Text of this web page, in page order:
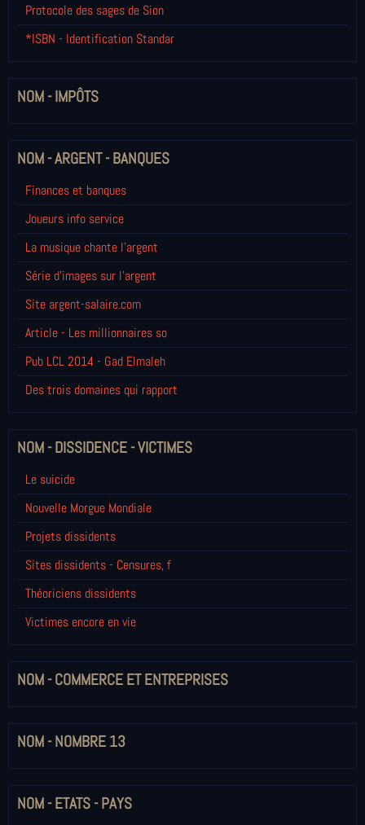
Protocole des sages de Sion
*ISBN - Identification Standar
NOM - IMPÔTS
NOM - ARGENT - BANQUES
Finances et banques
Joueurs info service
La musique chante l'argent
Série d'images sur l'argent
Site argent-salaire.com
Article - Les millionnaires so
Pub LCL 2014 - Gad Elmaleh
Des trois domaines qui rapport
NOM - DISSIDENCE - VICTIMES
Le suicide
Nouvelle Morgue Mondiale
Projets dissidents
Sites dissidents - Censures, f
Théoriciens dissidents
Victimes encore en vie
NOM - COMMERCE ET ENTREPRISES
NOM - NOMBRE 13
NOM - ETATS - PAYS